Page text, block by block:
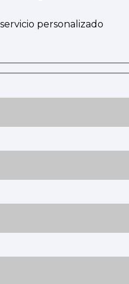
personalizado